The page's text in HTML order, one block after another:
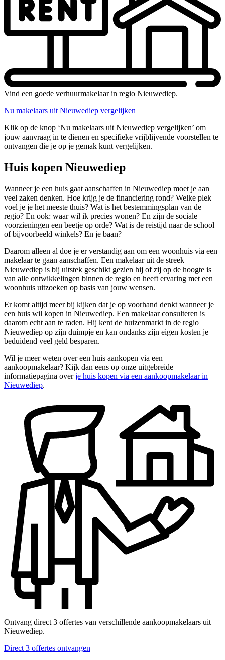
Vind een goede verhuurmakelaar in regio Nieuwediep.
Nu makelaars uit Nieuwediep vergelijken
Klik op de knop ‘Nu makelaars uit Nieuwediep vergelijken’ om
jouw aanvraag in te dienen en specifieke vrijblijvende voorstellen te
ontvangen die je op je gemak kunt vergelijken.
Huis kopen Nieuwediep
Wanneer je een huis gaat aanschaffen in Nieuwediep moet je aan
veel zaken denken. Hoe krijg je de financiering rond? Welke plek
voel je je het meeste thuis? Wat is het bestemmingsplan van de
regio? En ook: waar wil ik precies wonen? En zijn de sociale
voorzieningen een beetje op orde? Wat is de reistijd naar de school
of bijvoorbeeld winkels? En je baan?
Daarom alleen al doe je er verstandig aan om een woonhuis via een
makelaar te gaan aanschaffen. Een makelaar uit de streek
Nieuwediep is bij uitstek geschikt gezien hij of zij op de hoogte is
van alle ontwikkelingen binnen de regio en heeft ervaring met een
woonhuis uitzoeken op basis van jouw wensen.
Er komt altijd meer bij kijken dat je op voorhand denkt wanneer je
een huis wil kopen in Nieuwediep. Een makelaar consulteren is
daarom echt aan te raden. Hij kent de huizenmarkt in de regio
Nieuwediep op zijn duimpje en kan ondanks zijn eigen kosten je
beduidend veel geld besparen.
Wil je meer weten over een huis aankopen via een
aankoopmakelaar? Kijk dan eens op onze uitgebreide
informatiepagina overje huis kopen via een aankoopmakelaar in
Nieuwediep.
Ontvang direct 3 offertes van verschillende aankoopmakelaars uit
Nieuwediep.
Direct 3 offertes ontvangen